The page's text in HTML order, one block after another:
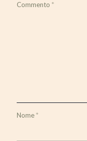
Commento *
Nome*